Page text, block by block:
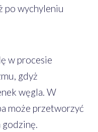
po wychyleniu
w procesie
gdyż
węgla. W
może przetworzyć